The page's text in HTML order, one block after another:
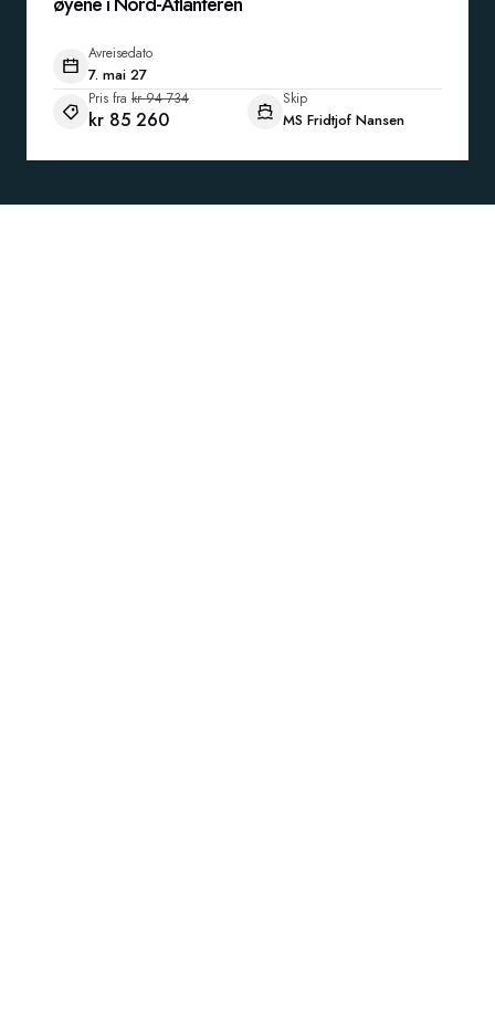
Avreisedato
7. mai 27
Pris fra kr 94 734
kr 85 260
Skip
MS Fridtjof Nansen